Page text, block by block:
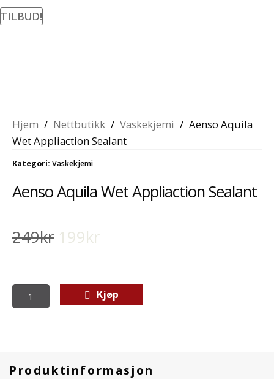
TILBUD!
Hjem / Nettbutikk / Vaskekjemi / Aenso Aquila
Wet Appliaction Sealant
Kategori: Vaskekjemi
Aenso Aquila Wet Appliaction Sealant
249kr Opprinnelig
var:
249kr.
199krNåværende
er:
199kr.
Aenso
Aquila
Sealant
Kjøp
Produktinformasjon